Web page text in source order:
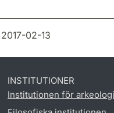
02-13
INSTITUTIONER
Institutionen för